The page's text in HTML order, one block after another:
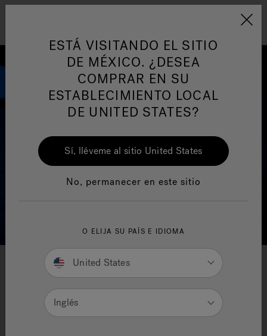
Jacuzzi&reg; Latin
Responsabilidad Social
HIDROMASAJE
Beneficios de salud
ESTÁ VISITANDO EL SITIO
DE MÉXICO. ¿DESEA
COMPRAR EN SU
ESTABLECIMIENTO LOCAL
DE UNITED STATES?
Sí, lléveme al sitio United States
No, permanecer en este sitio
O ELIJA SU PAÍS E IDIOMA
United States
Inglés